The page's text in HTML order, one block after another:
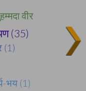
वीर
(35)
(1)
भय (1)